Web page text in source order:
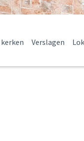
Verslagen